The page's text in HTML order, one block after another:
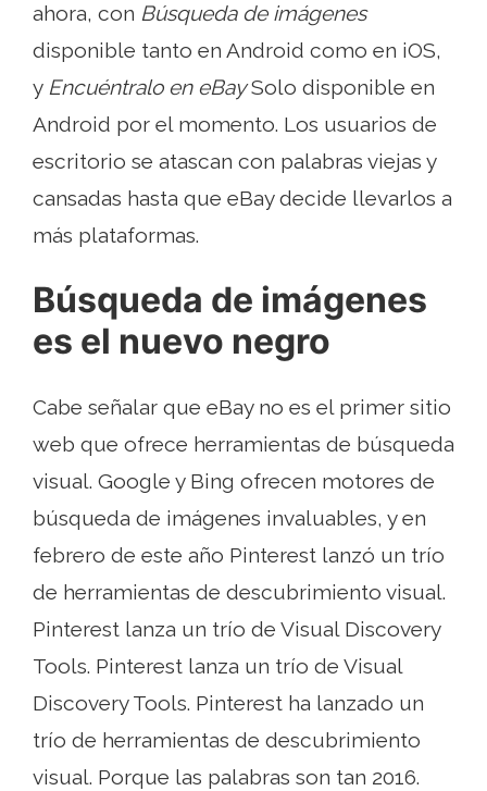
ahora, con Búsqueda de imágenes
disponible tanto en Android como en iOS,
y Encuéntralo en eBaySolo disponible en
Android por el momento. Los usuarios de
escritorio se atascan con palabras viejas y
cansadas hasta que eBay decide llevarlos a
más plataformas.
Búsqueda de imágenes
es el nuevo negro
Cabe señalar que eBay no es el primer sitio
web que ofrece herramientas de búsqueda
visual. Google y Bing ofrecen motores de
búsqueda de imágenes invaluables, y en
febrero de este año Pinterest lanzó un trío
de herramientas de descubrimiento visual.
Pinterest lanza un trío de Visual Discovery
Tools. Pinterest lanza un trío de Visual
Discovery Tools. Pinterest ha lanzado un
trío de herramientas de descubrimiento
visual. Porque las palabras son tan 2016.